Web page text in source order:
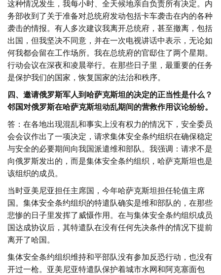
这种情况发生，我每小时、全天候地亲自负责所有决定。内
务部收到了关于准备对总统府发动包括卡车袭击在内的各种
袭击的情报。有人多次建议我离开总统府，甚至撤离，包括
出国，但我坚决不同意，并在一次电视讲话中表示，无论如
何我都会留在工作场所。我在总统府的官邸住了两个星期。
行动会议在深夜和凌晨举行。在那些日子里，最重要的任务
是保护我们的国家，恢复国家的法治和秩序。
四、邀请俄罗斯军人到哈萨克斯坦的决定的正当性是什么？
邻国对俄罗斯在哈萨克斯坦动乱期间的营救作用议论纷纷。
答：在各地出现混乱和事实上没有权力的情况下，安全委员
会会议作出了一项决定，请求集体安全条约组织在确保稳定
与安全的必要期间向我国派遣维和部队。我强调：请求不是
向俄罗斯发出的，而是集体安全条约组织，哈萨克斯坦也是
该组织的成员。
当时亚美尼亚担任主席国，今年哈萨克斯坦担任轮值主席
国。集体安全条约组织的特遣队确实是维和部队的，在那些
悲惨的日子里发挥了威慑作用。在与集体安全条约组织成员
国达成协议后，其特遣队在没有任何先决条件的情况下提前
离开了哈国。
集体安全条约组织维持和平部队没有参加反恐行动，也没有
开过一枪。亚美尼亚特遣队保护着城市水网和阿克塞面包